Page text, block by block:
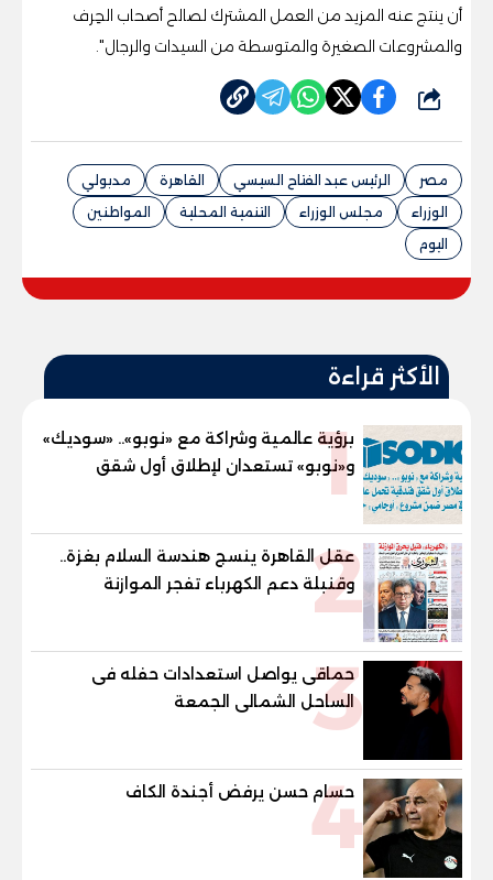
أن ينتج عنه المزيد من العمل المشترك لصالح أصحاب الحِرف
والمشروعات الصغيرة والمتوسطة من السيدات والرجال".
شارك
مصر الرئيس عبد الفتاح السيسي القاهرة
مدبولي
الوزراء
مجلس الوزراء التنمية المحلية
المواطنين
اليوم
الأكثر قراءة
1
برؤية عالمية وشراكة مع «نوبو».. «سوديك»
و«نوبو» تستعدان لإطلاق أول شقق
فندقية تحمل علامة "نوبو" العالمية في
2
عقل القاهرة ينسج هندسة السلام بغزة..
وقنبلة دعم الكهرباء تفجر الموازنة
3
حماقى يواصل استعدادات حفله فى
الساحل الشمالى الجمعة
4
حسام حسن يرفض أجندة الكاف